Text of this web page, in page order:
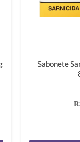
Sabonete